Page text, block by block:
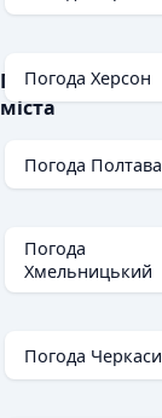
Популярні
міста
Погода Херсон
Погода Полтава
Погода
Хмельницький
Погода Черкаси